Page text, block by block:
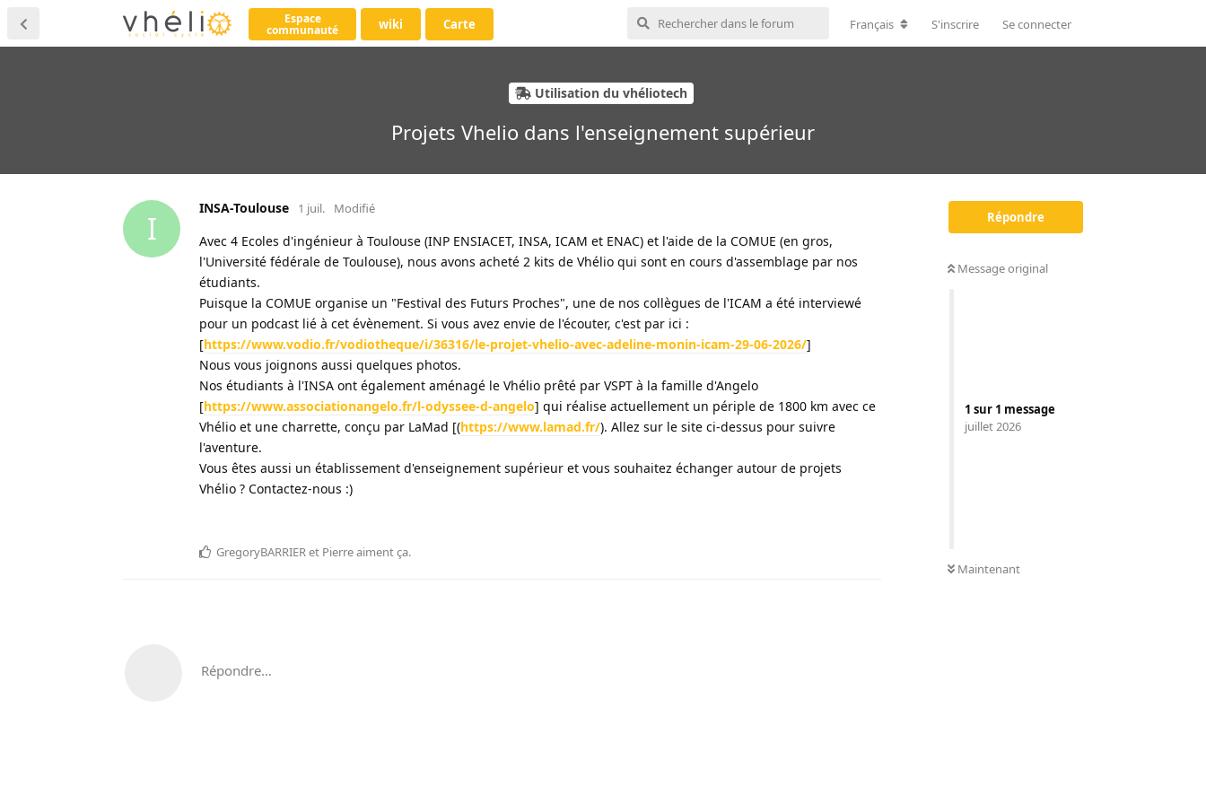
Espace
communauté wiki Carte Français S'inscrire Se connecter
Utilisation du vhéliotech
Projets Vhelio dans l'enseignement supérieur
Répondre
Message original
1 sur 1 message
juillet 2026
Maintenant
I
INSA-Toulouse 1 juil. Modifié
Avec 4 Ecoles d'ingénieur à Toulouse (INP ENSIACET, INSA, ICAM et ENAC) et l'aide de la COMUE (en gros,
l'Université fédérale de Toulouse), nous avons acheté 2 kits de Vhélio qui sont en cours d'assemblage par nos
étudiants.
Puisque la COMUE organise un "Festival des Futurs Proches", une de nos collègues de l'ICAM a été interviewé
pour un podcast lié à cet évènement. Si vous avez envie de l'écouter, c'est par ici :
[https://www.vodio.fr/vodiotheque/i/36316/le-projet-vhelio-avec-adeline-monin-icam-29-06-2026/]
Nous vous joignons aussi quelques photos.
Nos étudiants à l'INSA ont également aménagé le Vhélio prêté par VSPT à la famille d'Angelo
[https://www.associationangelo.fr/l-odyssee-d-angelo] qui réalise actuellement un périple de 1800 km avec ce
Vhélio et une charrette, conçu par LaMad [(https://www.lamad.fr/). Allez sur le site ci-dessus pour suivre
l'aventure.
Vous êtes aussi un établissement d'enseignement supérieur et vous souhaitez échanger autour de projets
Vhélio ? Contactez-nous :)
GregoryBARRIERet Pierreaiment ça.
Répondre…